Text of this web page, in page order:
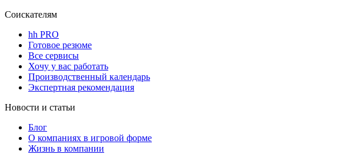
Соискателям
hh PRO
Готовое резюме
Все сервисы
Хочу у вас работать
Производственный календарь
Экспертная рекомендация
Новости и статьи
Блог
О компаниях в игровой форме
Жизнь в компании